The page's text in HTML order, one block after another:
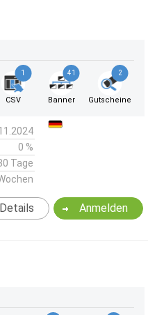
1
CSV
41
Banner
2
Gutscheine
0 %
Tage
Anmelden
Details